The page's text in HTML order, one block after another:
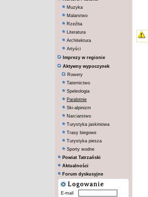
Muzyka
Malarstwo
Rzeźba
Literatura
Architektura
Artyści
Imprezy w regionie
Aktywny wypoczynek
Rowery
Taternictwo
Speleologia
Paralotnie
Ski-alpinizm
Narciarstwo
Turystyka jaskiniowa
Trasy biegowe
Turystyka piesza
Sporty wodne
Powiat Tatrzański
Aktualności
Forum dyskusyjne
E-mail